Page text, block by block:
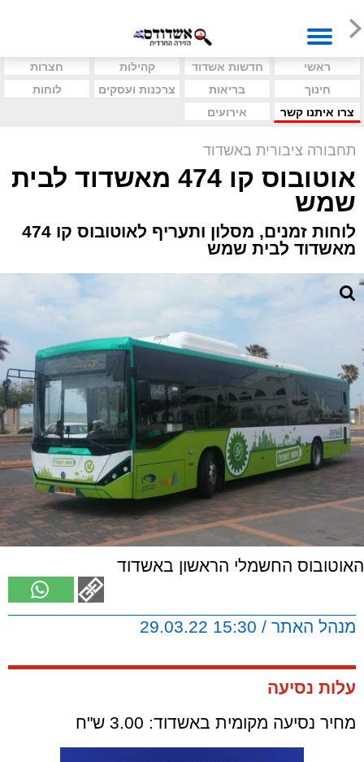
ראשי חדשות אשדוד קהילות
חצרות
חינוך
בריאות צרכנות ועסקים
לוחות
צרו איתנו קשר
אירועים
תחבורה ציבורית באשדוד
אוטובוס קו 474 מאשדוד לבית
שמש
לוחות זמנים, מסלון ותעריף לאוטובוס קו 474
מאשדוד לבית שמש
האוטובוס החשמלי הראשון באשדוד
מנהל האתר / 15:30 29.03.22
עלות נסיעה
מחיר נסיעה מקומית באשדוד: 3.00 ש"ח